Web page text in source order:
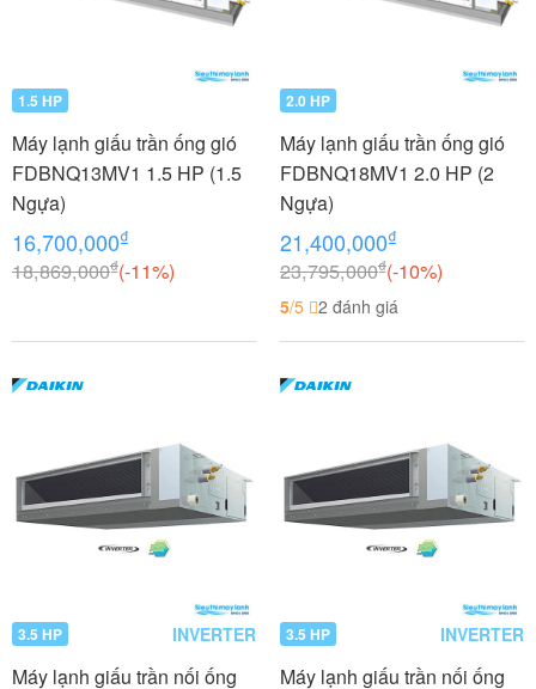
1.5 HP
Máy lạnh giấu trần ống gió
FDBNQ13MV1 1.5 HP (1.5
Ngựa)
16,700,000₫
18,869,000₫(-11%)
2.0 HP
Máy lạnh giấu trần ống gió
FDBNQ18MV1 2.0 HP (2
Ngựa)
21,400,000₫
23,795,000₫(-10%)
5/5 2 đánh giá
3.5 HP INVERTER
Máy lạnh giấu trần nối ống
3.5 HP INVERTER
Máy lạnh giấu trần nối ống